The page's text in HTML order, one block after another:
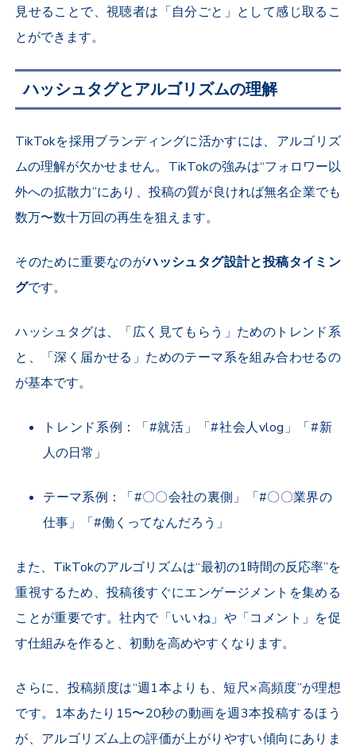
見せることで、視聴者は「自分ごと」として感じ取るこ
とができます。
ハッシュタグとアルゴリズムの理解
TikTokを採用ブランディングに活かすには、アルゴリズ
ムの理解が欠かせません。 TikTokの強みは“フォロワー以
外への拡散力”にあり、投稿の質が良ければ無名企業でも
数万〜数十万回の再生を狙えます。
そのために重要なのがハッシュタグ設計と投稿タイミン
グです。
ハッシュタグは、「広く見てもらう」ためのトレンド系
と、「深く届かせる」ためのテーマ系を組み合わせるの
が基本です。
トレンド系例：「#就活」「#社会人vlog」「#新
人の日常」
テーマ系例：「#〇〇会社の裏側」「#〇〇業界の
仕事」「#働くってなんだろう」
また、 TikTokのアルゴリズムは“最初の1時間の反応率”を
重視するため、投稿後すぐにエンゲージメントを集める
ことが重要です。社内で「いいね」や「コメント」を促
す仕組みを作ると、初動を高めやすくなります。
さらに、投稿頻度は“週1本よりも、短尺×高頻度”が理想
です。 1本あたり 15〜20秒の動画を週3本投稿するほう
が、アルゴリズム上の評価が上がりやすい傾向にありま